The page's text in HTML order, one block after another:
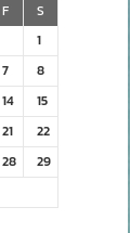
F
S
1
7
8
14
15
21
22
28
29